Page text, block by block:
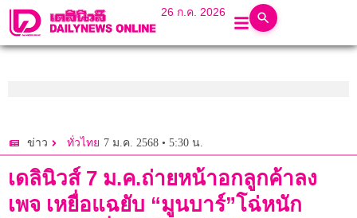
26 ก.ค. 2026
ข่าว ทั่วไทย 7 ม.ค. 2568 • 5:30 น.
เดลินิวส์ 7 ม.ค.ถ่ายหน้าอกลูกค้าลง
เพจ เหยื่อแฉยับ “มูนบาร์”โฉ่หนัก